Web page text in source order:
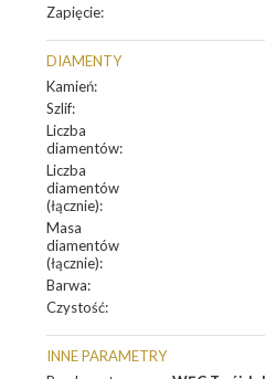
Zapięcie:
DIAMENTY
Kamień:
Szlif:
Liczba
diamentów:
Liczba
diamentów
(łącznie):
Masa
diamentów
(łącznie):
Barwa:
Czystość:
INNE PARAMETRY